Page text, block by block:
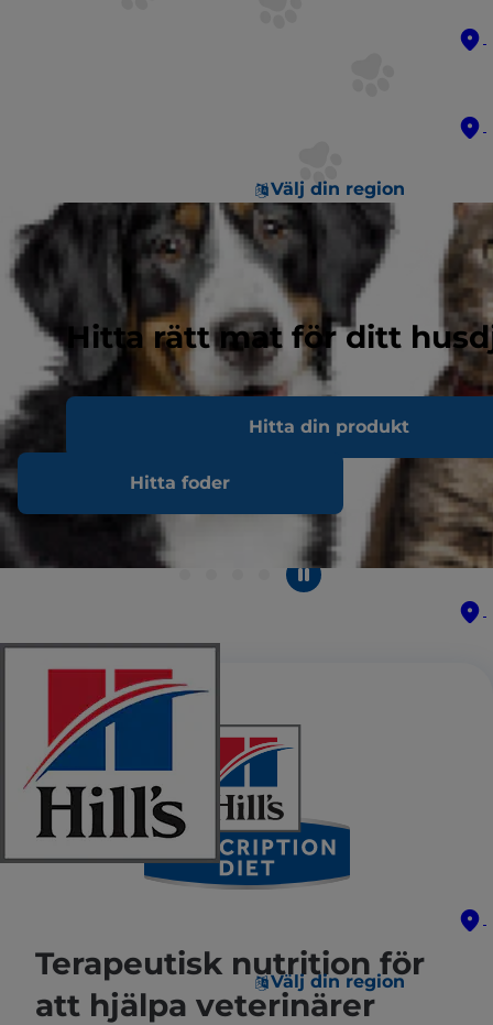
Välj din region
Hitta rätt mat för ditt
Hitta din produkt
Välj din region
Hitta foder
Terapeutisk nutrition för
att hjälpa veterinärer